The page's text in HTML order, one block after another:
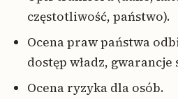
częstotliwość, państwo).
Ocena praw państwa
dostęp władz, gwarancje
Ocena ryzyka dla osób.